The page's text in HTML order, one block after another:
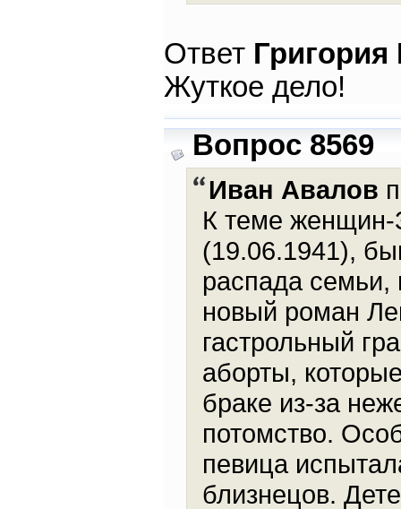
Ответ
Жуткое дело!
Вопрос 8569
Иван Авалов
К теме
(19.06.1941),
распада
новый роман
гастрольный
аборты,
браке из-за
потомство.
певица
близнецов.